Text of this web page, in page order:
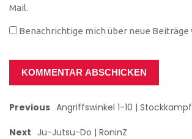
Mail.
Benachrichtige mich über neue Beiträge
Previous Angriffswinkel 1-10 | Stockkampf
Next Ju-Jutsu-Do | RoninZ